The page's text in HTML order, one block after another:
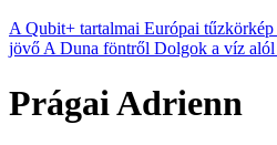
A Qubit+ tartalmai Európai tűzkörkép
jövő A Duna föntről Dolgok a víz alól
Prágai Adrienn